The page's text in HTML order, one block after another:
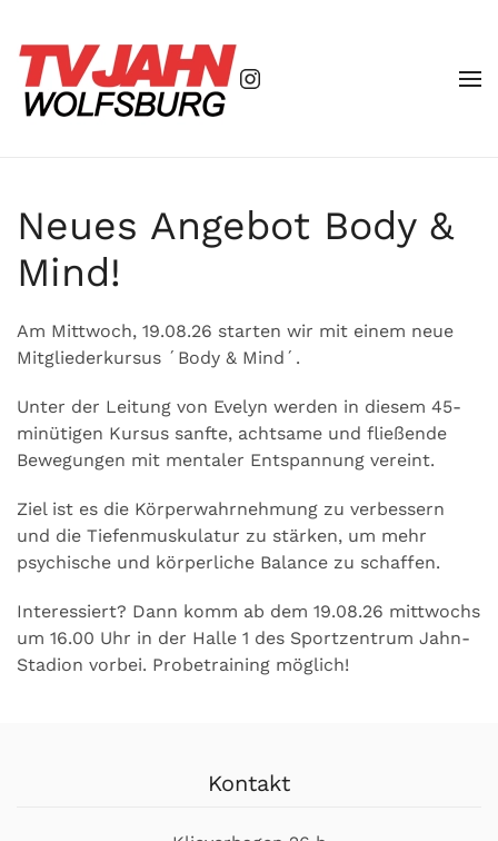
Zum Hauptinhalt springen
Neues Angebot Body &
Mind!
Am Mittwoch, 19.08.26 starten wir mit einem neue
Mitgliederkursus ´Body & Mind´.
Unter der Leitung von Evelyn werden in diesem 45-
minütigen Kursus sanfte, achtsame und fließende
Bewegungen mit mentaler Entspannung vereint.
Ziel ist es die Körperwahrnehmung zu verbessern
und die Tiefenmuskulatur zu stärken, um mehr
psychische und körperliche Balance zu schaffen.
Interessiert? Dann komm ab dem 19.08.26 mittwochs
um 16.00 Uhr in der Halle 1 des Sportzentrum Jahn-
Stadion vorbei. Probetraining möglich!
Kontakt